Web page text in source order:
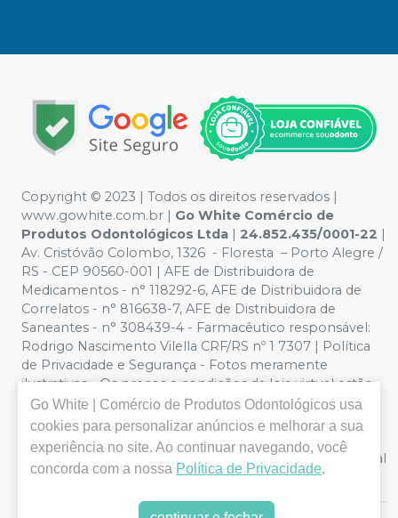
Copyright ©️ 2023 | Todos os direitos reservados |
www.gowhite.com.br | Go White Comércio de
Produtos Odontológicos Ltda | 24.852.435/0001-22 |
Av. Cristóvão Colombo, 1326 - Floresta – Porto Alegre /
RS - CEP 90560-001 | AFE de Distribuidora de
Medicamentos - n° 118292-6, AFE de Distribuidora de
Correlatos - n° 816638-7, AFE de Distribuidora de
Saneantes - n° 308439-4 - Farmacêutico responsável:
Rodrigo Nascimento Vilella CRF/RS nº 1 7307 | Política
de Privacidade e Segurança - Fotos meramente
ilustrativas - Os preços e condições da loja virtual estão
sujeitos a alterações. Em caso de divergência de preços
no site, o valor válido é o do Carrinho de Compra. Não
vendemos por atacado, logo nos reservamos o direito
de não atender compras de grandes volumes pelo canal
e-commerce.
Go White | Comércio de Produtos Odontológicos usa
cookies para personalizar anúncios e melhorar a sua
experiência no site. Ao continuar navegando, você
concorda com a nossa Política de Privacidade.